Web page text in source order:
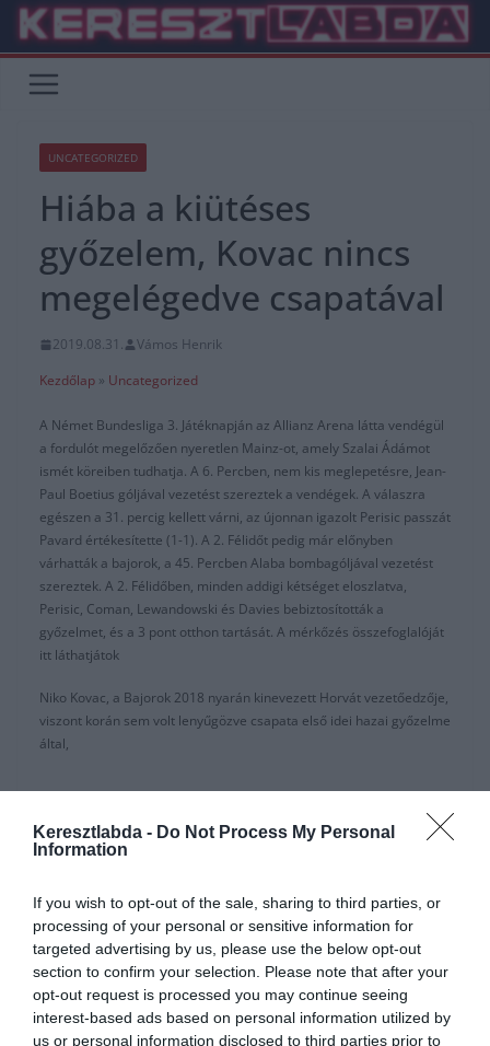
Keresztlabda - Do Not Process My Personal
Information
If you wish to opt-out of the sale, sharing to third parties, or
processing of your personal or sensitive information for
targeted advertising by us, please use the below opt-out
section to confirm your selection. Please note that after your
opt-out request is processed you may continue seeing
interest-based ads based on personal information utilized by
us or personal information disclosed to third parties prior to
Skip
content
UNCATEGORIZED
Hiába a kiütéses
győzelem, Kovac nincs
megelégedve csapatával
2019.08.31.
Vámos Henrik
Kezdőlap » Uncategorized
A Német Bundesliga 3. Játéknapján az Allianz Arena látta vendégül
a fordulót megelőzően nyeretlen Mainz-ot, amely Szalai Ádámot
ismét köreiben tudhatja. A 6. Percben, nem kis meglepetésre, Jean-
Paul Boetius góljával vezetést szereztek a vendégek. A válaszra
egészen a 31. percig kellett várni, az újonnan igazolt Perisic passzát
Pavard értékesítette (1-1). A 2. Félidőt pedig már előnyben
várhatták a bajorok, a 45. Percben Alaba bombagóljával vezetést
szereztek. A 2. Félidőben, minden addigi kétséget eloszlatva,
Perisic, Coman, Lewandowski és Davies bebiztosították a
győzelmet, és a 3 pont otthon tartását. A mérkőzés összefoglalóját
itt láthatjátok
Niko Kovac, a Bajorok 2018 nyarán kinevezett Horvát vezetőedzője,
viszont korán sem volt lenyűgözve csapata első idei hazai győzelme
által,
hittük könnyebb lesz. Aztán felgyorsult a
játékunk, és sikerült középre csalogatnunk
ellenfelünket. Alaba gólja a szünet előtt nagyon
fontos volt. A 4. Gól eldöntötte a mérkőzést ,
boldogan megyünk a nemzetközi szünetre.